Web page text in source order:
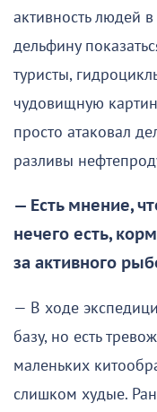
активность людей в
дельфину
туристы,
чудовищную
просто атаковал
разливы
— Есть мнение,
нечего есть,
за активного
— В ходе
базу, но есть
маленьких
слишком худые.